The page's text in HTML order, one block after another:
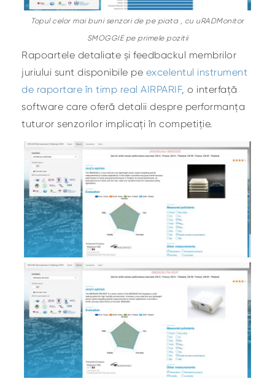
Topul celor mai buni senzori de pe piata , cu uRADMonitor
SMOGGIE pe primele pozitii
Rapoartele detaliate și feedbackul membrilor
juriului sunt disponibile pe excelentul instrument
de raportare în timp real AIRPARIF, o interfață
software care oferă detalii despre performanța
tuturor senzorilor implicați în competiție.